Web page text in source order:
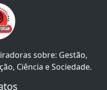
sobre: Gestão,
Ciência e Sociedade.